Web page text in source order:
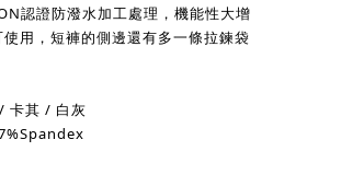
認證防潑水加工處理，機能性大增
用，短褲的側邊還有多一條拉鍊袋
卡其 / 白灰